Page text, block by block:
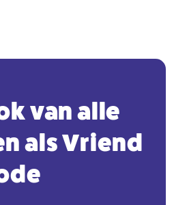
van alle
als Vriend